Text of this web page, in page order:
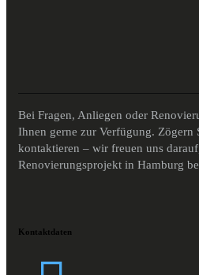
Bei Fragen, Anliegen oder
Ihnen gerne zur Verfügung. Zögern
kontaktieren – wir freuen uns
Renovierungsprojekt in Hamburg
Kontaktdaten